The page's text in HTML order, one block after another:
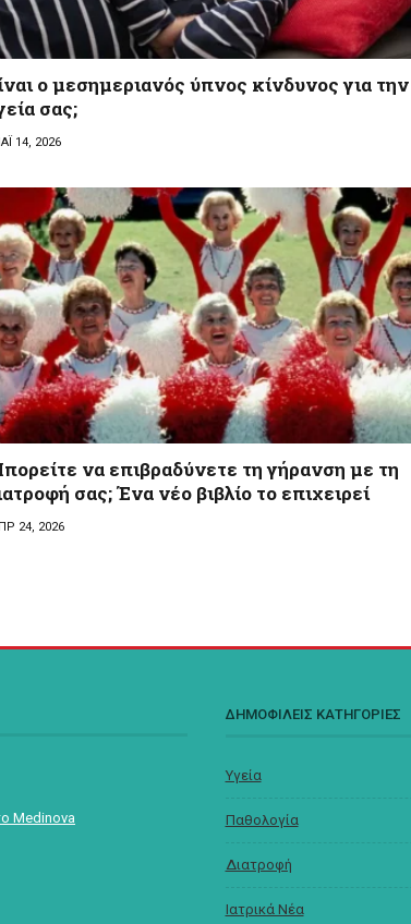
ο μεσημεριανός ύπνος κίνδυνος για την
σας;
14, 2026
να επιβραδύνετε τη γήρανση με τη
σας; Ένα νέο βιβλίο το επιχειρεί
24, 2026
Medinova
ΔΗΜΟΦΙΛΕΙΣ ΚΑΤΗΓΟΡΙΕΣ
Υγεία
Παθολογία
Διατροφή
Ιατρικά Νέα